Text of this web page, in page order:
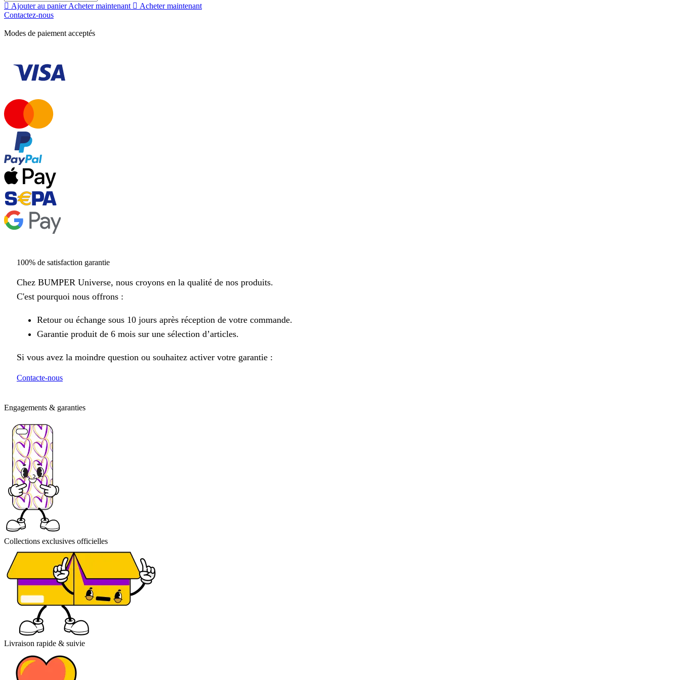
Ajouter au panierAcheter maintenant
Acheter maintenant
Contactez-nous
Modes de paiement acceptés
100% de satisfaction garantie
Chez BUMPER Universe, nous croyons en la qualité de nos produits.
C'est pourquoi nous offrons :
Retour ou échange sous 10 jours après réception de votre commande.
Garantie produit de 6 mois sur une sélection d’articles.
Si vous avez la moindre question ou souhaitez activer votre garantie :
Contacte-nous
Engagements & garanties
Collections exclusives officielles
Livraison rapide & suivie